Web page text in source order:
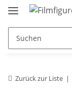
Zurück zur Liste